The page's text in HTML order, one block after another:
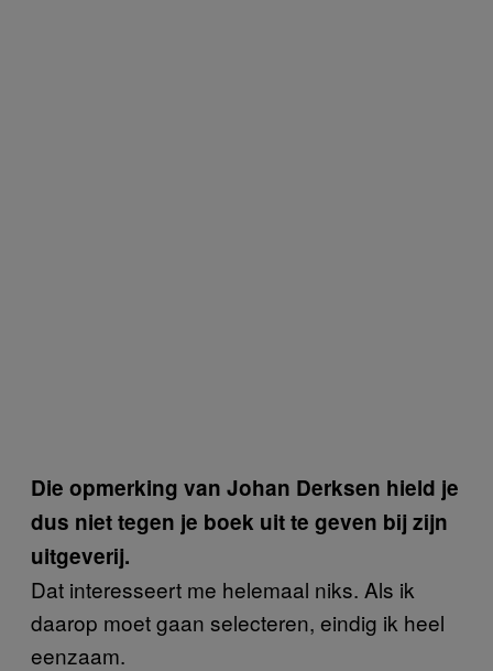
Die opmerking van Johan Derksen hield je
dus niet tegen je boek uit te geven bij zijn
uitgeverij.
Dat interesseert me helemaal niks. Als ik
daarop moet gaan selecteren, eindig ik heel
eenzaam.